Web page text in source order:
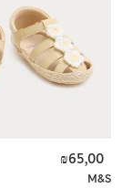
M&S
₪65,00